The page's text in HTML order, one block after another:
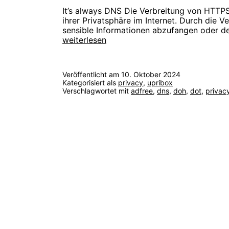
It’s always DNS Die Verbreitung von
ihrer Privatsphäre im Internet. Durch die
sensible Informationen abzufangen oder
2024:
Privacy
Projekte
weiterlesen
Veröffentlicht am 10. Oktober 2024
Kategorisiert als privacy, upribox
Verschlagwortet mit adfree, dns, doh, dot,